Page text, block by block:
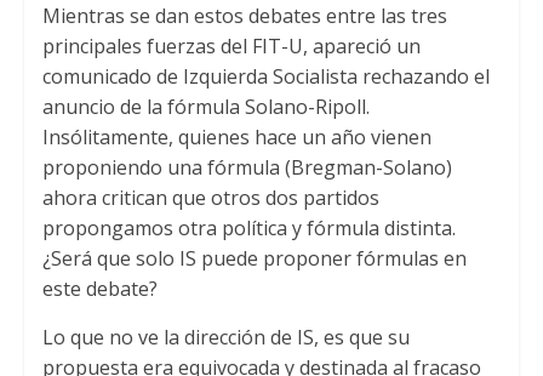
Mientras se dan estos debates entre las tres
principales fuerzas del FIT-U, apareció un
comunicado de Izquierda Socialista rechazando el
anuncio de la fórmula Solano-Ripoll.
Insólitamente, quienes hace un año vienen
proponiendo una fórmula (Bregman-Solano)
ahora critican que otros dos partidos
propongamos otra política y fórmula distinta.
¿Será que solo IS puede proponer fórmulas en
este debate?
Lo que no ve la dirección de IS, es que su
propuesta era equivocada y destinada al fracaso